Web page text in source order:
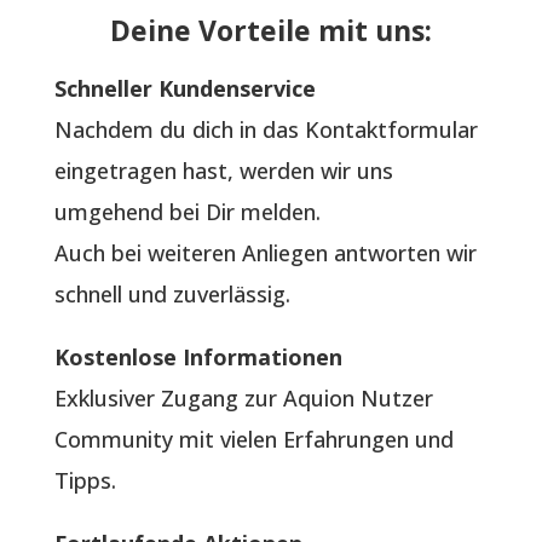
Deine Vorteile mit uns:
Schneller Kundenservice
Nachdem du dich in das Kontaktformular
eingetragen hast, werden wir uns
umgehend bei Dir melden.
Auch bei weiteren Anliegen antworten wir
schnell und zuverlässig.
Kostenlose Informationen
Exklusiver Zugang zur Aquion Nutzer
Community mit vielen Erfahrungen und
Tipps.